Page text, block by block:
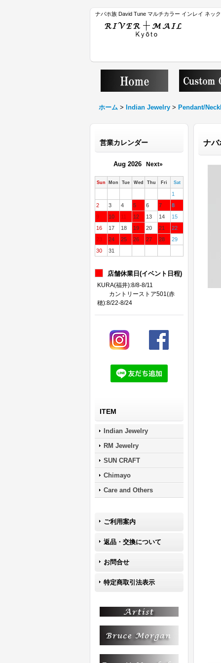
ナバホ族 David Tune マルチカラー インレイ ネッ
ホーム > Indian Jewelry > Pendant/
営業カレンダー
Aug 2026 Next»
Sun Mon Tue Wed Thu Fri Sat
1
2
3 4 5 6 7
8
9
10 11 12 13 14
15
16
17 18 19 20 21
22
23
24 25 26 27 28
29
30
31
店舗休業日(イベント日程)
KURA(福井):8/8-8/11
カントリーストア501(赤
穂):8/22-8/24
ITEM
Indian Jewelry
RM Jewelry
SUN CRAFT
Chimayo
Care and Others
ご利用案内
返品・交換について
お問合せ
特定商取引法表示
ナバ